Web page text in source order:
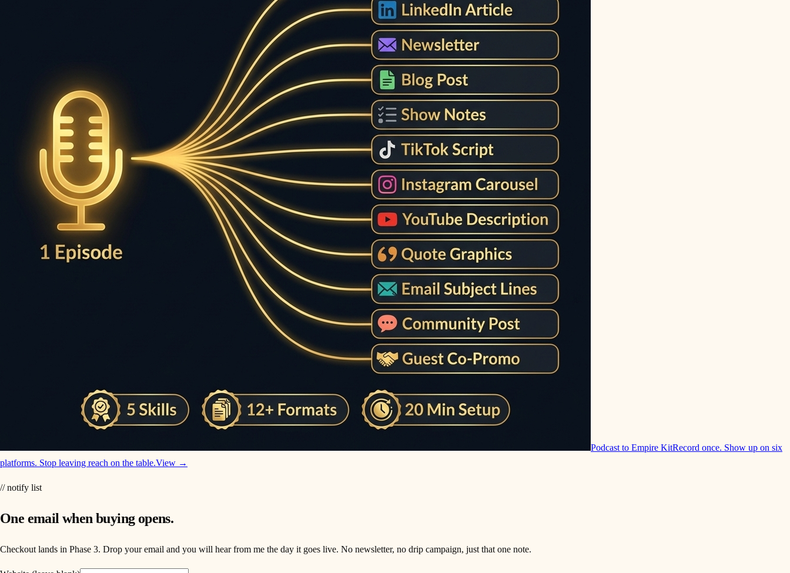
Podcast to Empire KitRecord once. Show up on six
platforms. Stop leaving reach on the table.View →
// notify list
One email when buying opens.
Checkout lands in Phase 3. Drop your email and you will hear from me the day it goes live. No newsletter, no drip campaign, just that one note.